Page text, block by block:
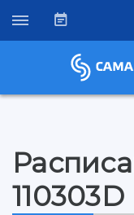
110303D